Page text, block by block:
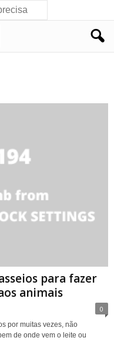
para fazer
animais
0
por muitas vezes, não
de onde vem o leite ou